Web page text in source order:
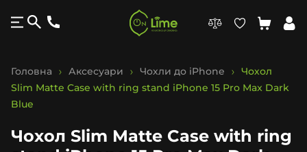
Головна Аксесуари Чохли до iPhone
Чохол
Slim Matte Case with ring stand iPhone 15 Pro Max Dark
Blue
Чохол Slim Matte Case with ring